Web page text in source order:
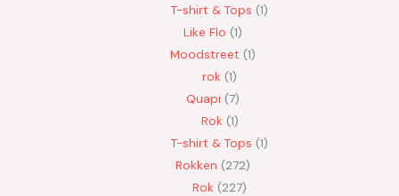
T-shirt & Tops 1
Like Flo 1
Moodstreet 1
rok 1
Quapi 7
Rok 1
T-shirt & Tops 1
Rokken 272
Rok 227